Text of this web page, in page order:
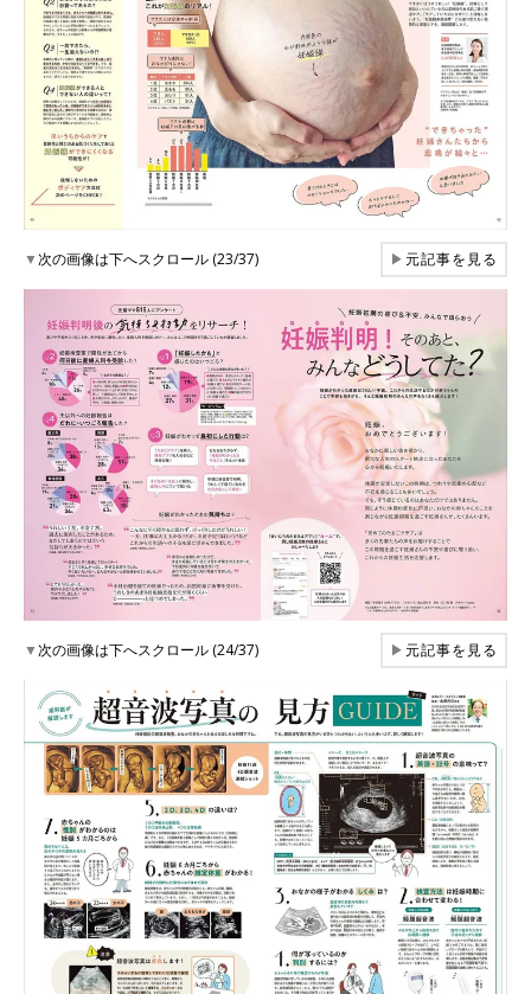
▼次の画像は下へスクロール (23/37) ▶元記事を見る
▼次の画像は下へスクロール (24/37) ▶元記事を見る